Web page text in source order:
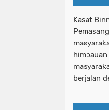
Kasat
berjalan